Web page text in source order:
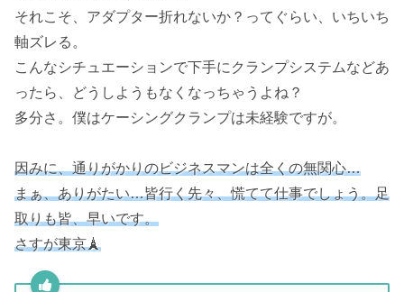
それこそ、アダプター折れないか？ってぐらい、いちいち
軸ズレる。
こんなシチュエーションで下手にクランプシステムなどあ
ったら、どうしようもなくなっちゃうよね？
多分さ。僕はケーシングクランプは未経験ですが。
因みに、通りがかりのビジネスマンは全くの無関心…
まぁ、ありがたい…皆行く先々、慌てて仕事でしょう。足
取りも皆、早いです。
さすが東京🗼